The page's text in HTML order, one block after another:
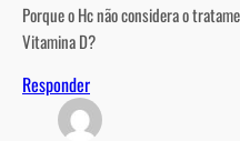
Porque o Hc não considera o
Vitamina D?
Responder